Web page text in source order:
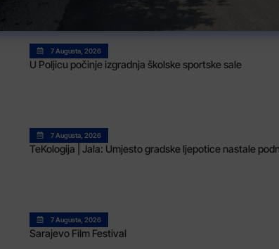
7 Augusta, 2026
U Poljicu počinje izgradnja školske sportske sale
7 Augusta, 2026
TeKologija | Jala: Umjesto gradske ljepotice nastale
7 Augusta, 2026
Sarajevo Film Festival